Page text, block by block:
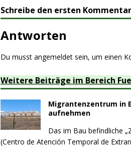
Schreibe den ersten Kommentar
Antworten
Du musst angemeldet sein, um einen
Weitere Beiträge im Bereich
Migrantenzentrum in
aufnehmen
Das im Bau befindliche
(Centro de Atención Temporal de